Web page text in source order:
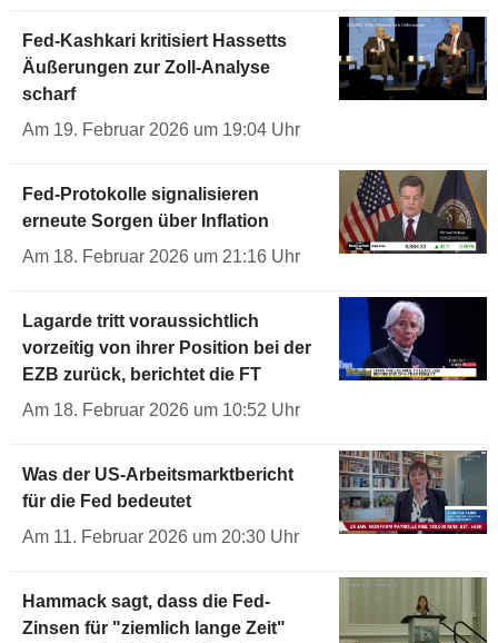
Fed-Kashkari kritisiert Hassetts
Äußerungen zur Zoll-Analyse
scharf
Am 19. Februar 2026 um 19:04 Uhr
Fed-Protokolle signalisieren
erneute Sorgen über Inflation
Am 18. Februar 2026 um 21:16 Uhr
Lagarde tritt voraussichtlich
vorzeitig von ihrer Position bei der
EZB zurück, berichtet die FT
Am 18. Februar 2026 um 10:52 Uhr
Was der US-Arbeitsmarktbericht
für die Fed bedeutet
Am 11. Februar 2026 um 20:30 Uhr
Hammack sagt, dass die Fed-
Zinsen für "ziemlich lange Zeit"